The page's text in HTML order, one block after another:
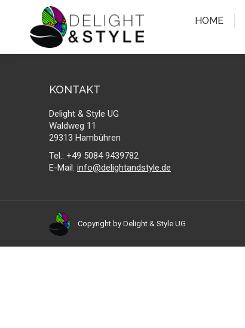
HOME
KONTAKT
Delight & Style UG
Waldweg 11
29313 Hambühren
Tel.: +49 5084 9439782
E-Mail: info@delightandstyle.de
Copyright by Delight & Style UG